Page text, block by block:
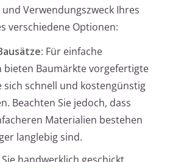
Verwendungszweck Ihres
verschiedene Optionen:
: Für einfache
bieten Baumärkte vorgefertigte
sich schnell und kostengünstig
Beachten Sie jedoch, dass
Materialien bestehen
langlebig sind.